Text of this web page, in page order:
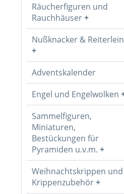
Räucherfiguren und
Rauchhäuser
Nußknacker & Reiterlein
Adventskalender
Engel und Engelwolken
Sammelfiguren,
Miniaturen,
Bestückungen für
Pyramiden u.v.m.
Weihnachtskrippen und
Krippenzubehör